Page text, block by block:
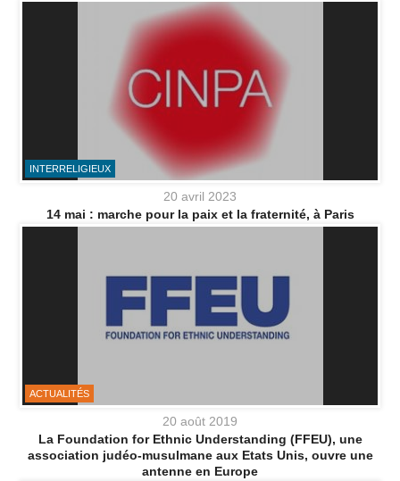
INTERRELIGIEUX
20 avril 2023
14 mai : marche pour la paix et la fraternité, à Paris
ACTUALITÉS
20 août 2019
La Foundation for Ethnic Understanding (FFEU), une
association judéo-musulmane aux Etats Unis, ouvre une
antenne en Europe